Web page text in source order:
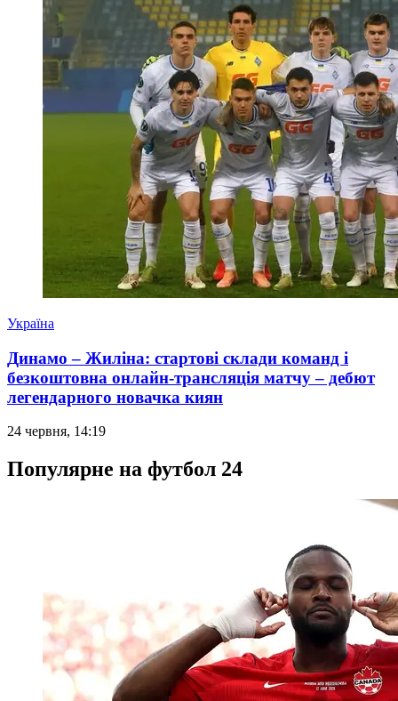
Україна
Динамо – Жиліна: стартові склади команд і
безкоштовна онлайн-трансляція матчу – дебют
легендарного новачка киян
24 червня, 14:19
Популярне на футбол 24